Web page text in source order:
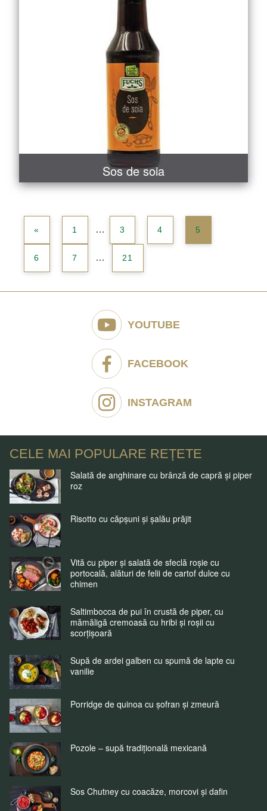
Sos de soia
« 1 … 3 4 5
6 7 … 21
YOUTUBE
FACEBOOK
INSTAGRAM
CELE MAI POPULARE REȚETE
Salată de anghinare cu brânză de capră și piper
roz
Risotto cu căpșuni și șalău prăjit
Vită cu piper și salată de sfeclă roșie cu
portocală, alături de felii de cartof dulce cu
chimen
Saltimbocca de pui în crustă de piper, cu
mămăligă cremoasă cu hribi și roșii cu
scorțișoară
Supă de ardei galben cu spumă de lapte cu
vanilie
Porridge de quinoa cu șofran și zmeură
Pozole – supă tradițională mexicană
Sos Chutney cu coacăze, morcovi și dafin